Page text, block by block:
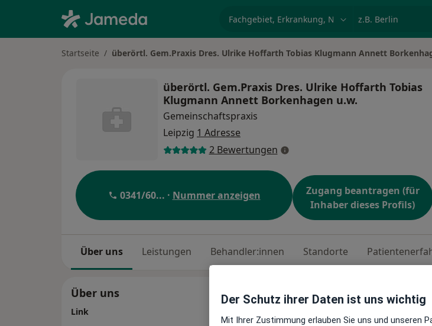
Startseite überörtl. Gem.Praxis Dres. Ulrike Hoffarth Tobias Klugmann Annett
überörtl. Gem.Praxis Dres. Ulrike Hoffarth Tobias
Klugmann Annett Borkenhagen u.w.
Gemeinschaftspraxis
Leipzig 1 Adresse
2 Bewertungen
0341/60... · Nummer anzeigen
Zugang beantragen (für
Inhaber dieses Profils)
Über uns Leistungen Behandler:innen Standorte
Über uns
Link
Der Schutz ihrer Daten ist uns wichtig
Mit Ihrer Zustimmung erlauben Sie uns und unseren